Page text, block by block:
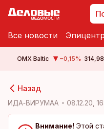
Все новости Эпицентр
OMX Baltic −0,15% 314,98
Назад
ИДА-ВИРУМАА 08.12.20,
Внимание! Этой